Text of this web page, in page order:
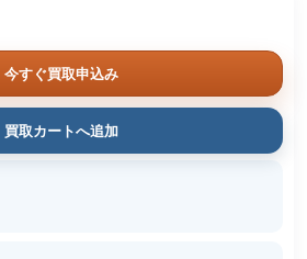
今すぐ買取申込み
買取カートへ追加